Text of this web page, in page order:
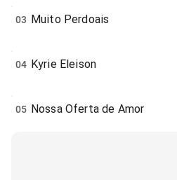
03 Muito Perdoais
04 Kyrie Eleison
05 Nossa Oferta de Amor